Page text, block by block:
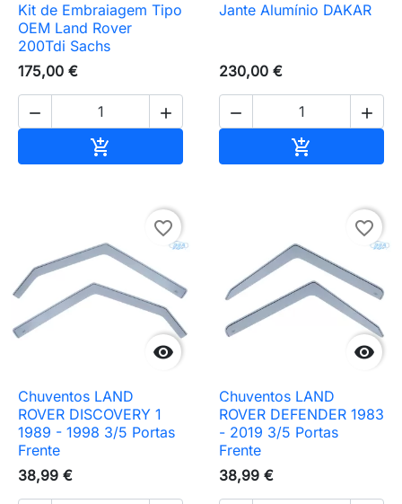
Kit de Embraiagem Tipo
OEM Land Rover
200Tdi Sachs
175,00 €
 

Jante Alumínio DAKAR
230,00 €
 


favorite_border
Chuventos LAND
ROVER DISCOVERY 1
1989 - 1998 3/5 Portas
Frente
38,99 €

favorite_border
Chuventos LAND
ROVER DEFENDER 1983
- 2019 3/5 Portas
Frente
38,99 €